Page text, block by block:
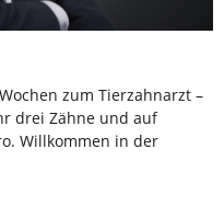
zum Tierzahnarzt –
drei Zähne und auf
Willkommen in der